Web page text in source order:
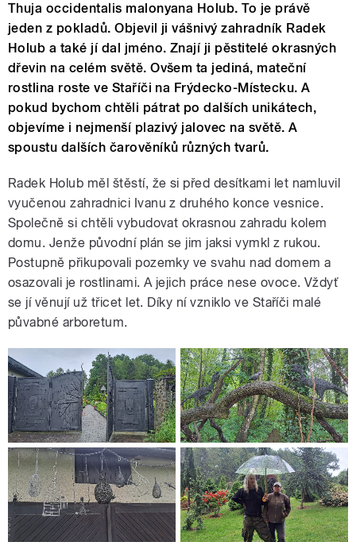
Thuja occidentalis malonyana Holub. To je právě
jeden z pokladů. Objevil ji vášnivý zahradník Radek
Holub a také jí dal jméno. Znají ji pěstitelé okrasných
dřevin na celém světě. Ovšem ta jediná, mateční
rostlina roste ve Staříči na Frýdecko-Místecku. A
pokud bychom chtěli pátrat po dalších unikátech,
objevíme i nejmenší plazivý jalovec na světě. A
spoustu dalších čarověníků různých tvarů.
Radek Holub měl štěstí, že si před desítkami let namluvil
vyučenou zahradnici Ivanu z druhého konce vesnice.
Společně si chtěli vybudovat okrasnou zahradu kolem
domu. Jenže původní plán se jim jaksi vymkl z rukou.
Postupně přikupovali pozemky ve svahu nad domem a
osazovali je rostlinami. A jejich práce nese ovoce. Vždyť
se jí věnují už třicet let. Díky ní vzniklo ve Staříči malé
půvabné arboretum.